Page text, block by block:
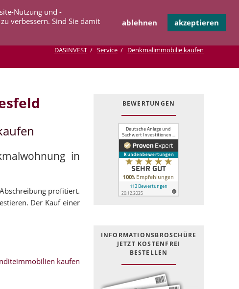
Nutzung und -
verbessern. Sind Sie damit
ablehnen akzeptieren
überspringen
KOOPERATION KONTAKT
DASINVEST Service Denkmalimmobilie kaufen
in
profitiert.
Der Kauf einer
kaufen
BEWERTUNGEN
INFOR­MATIONS­BROSCHÜRE
JETZT KOSTEN­FREI
BESTELLEN